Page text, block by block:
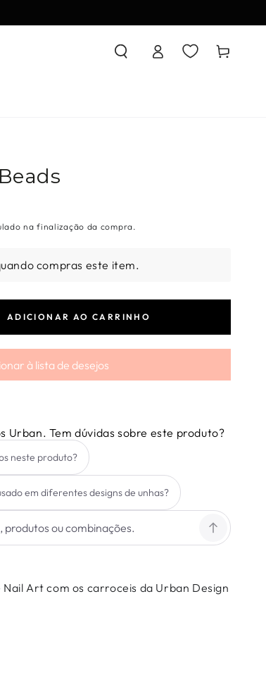
Iniciar
sessão
Carrinho
na finalização da compra.
compras este item.
ADICIONAR AO CARRINHO
à lista de desejos
Urban. Tem dúvidas sobre este produto?
neste produto?
em diferentes designs de unhas?
Nail Art com os carroceis da Urban Design